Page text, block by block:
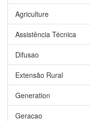
Agriculture
Assistência Técnica
Difusao
Extensão Rural
Generation
Geracao